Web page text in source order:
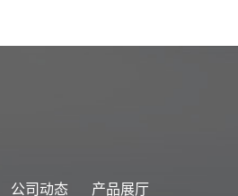
公司动态 产品展厅